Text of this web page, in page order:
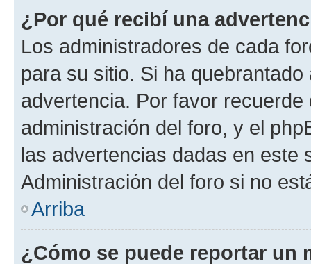
¿Por qué recibí una
Los administradores de cada
para su sitio. Si ha
advertencia. Por favor
administración del foro, y el
las advertencias dadas en este
Administración del foro si no
Arriba
¿Cómo se puede reportar un